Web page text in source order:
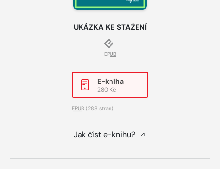
UKÁZKA KE STAŽENÍ
EPUB
E-kniha
280 Kč
EPUB (288 stran)
Jak číst e-knihu?